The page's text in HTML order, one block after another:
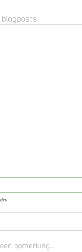
opmerking...